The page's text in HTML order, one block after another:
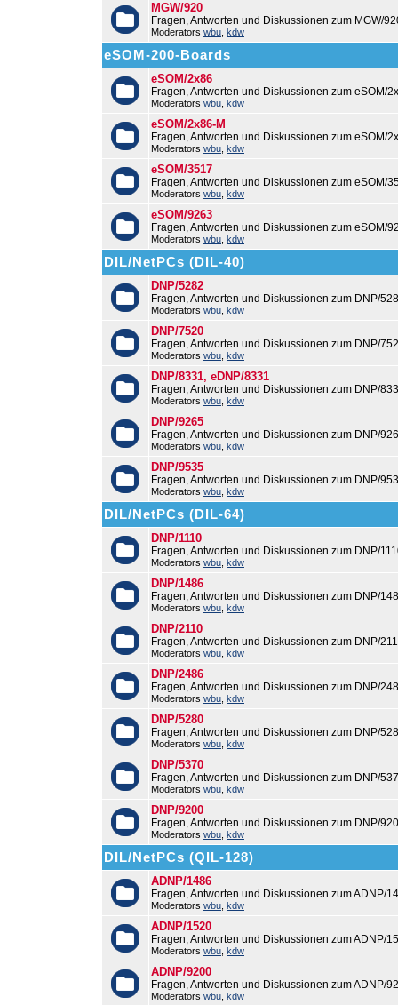
MGW/920
Fragen, Antworten und Diskussionen zum MGW/
Moderators wbu kdw
eSOM-200-Boards
eSOM/2x86
Fragen, Antworten und Diskussionen zum eSOM/
Moderators wbu kdw
eSOM/2x86-M
Fragen, Antworten und Diskussionen zum eSOM/
Moderators wbu kdw
eSOM/3517
Fragen, Antworten und Diskussionen zum eSOM/
Moderators wbu kdw
eSOM/9263
Fragen, Antworten und Diskussionen zum eSOM/
Moderators wbu kdw
DIL/NetPCs (DIL-40)
DNP/5282
Fragen, Antworten und Diskussionen zum DNP/
Moderators wbu kdw
DNP/7520
Fragen, Antworten und Diskussionen zum DNP/
Moderators wbu kdw
DNP/8331, eDNP/8331
Fragen, Antworten und Diskussionen zum DNP/
Moderators wbu kdw
DNP/9265
Fragen, Antworten und Diskussionen zum DNP/
Moderators wbu kdw
DNP/9535
Fragen, Antworten und Diskussionen zum DNP/
Moderators wbu kdw
DIL/NetPCs (DIL-64)
DNP/1110
Fragen, Antworten und Diskussionen zum DNP/
Moderators wbu kdw
DNP/1486
Fragen, Antworten und Diskussionen zum DNP/
Moderators wbu kdw
DNP/2110
Fragen, Antworten und Diskussionen zum DNP/
Moderators wbu kdw
DNP/2486
Fragen, Antworten und Diskussionen zum DNP/
Moderators wbu kdw
DNP/5280
Fragen, Antworten und Diskussionen zum DNP/
Moderators wbu kdw
DNP/5370
Fragen, Antworten und Diskussionen zum DNP/
Moderators wbu kdw
DNP/9200
Fragen, Antworten und Diskussionen zum DNP/
Moderators wbu kdw
DIL/NetPCs (QIL-128)
ADNP/1486
Fragen, Antworten und Diskussionen zum ADNP/
Moderators wbu kdw
ADNP/1520
Fragen, Antworten und Diskussionen zum ADNP/
Moderators wbu kdw
ADNP/9200
Fragen, Antworten und Diskussionen zum ADNP/
Moderators wbu kdw